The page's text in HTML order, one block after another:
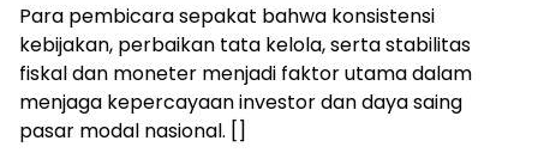
Para pembicara sepakat bahwa konsistensi
kebijakan, perbaikan tata kelola, serta stabilitas
fiskal dan moneter menjadi faktor utama dalam
menjaga kepercayaan investor dan daya saing
pasar modal nasional. []